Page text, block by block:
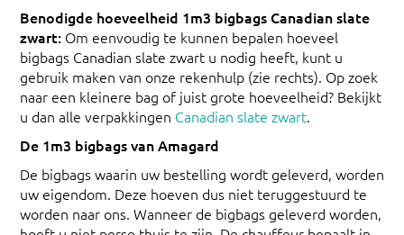
Benodigde hoeveelheid 1m3 bigbags Canadian slate
zwart: Om eenvoudig te kunnen bepalen hoeveel
bigbags Canadian slate zwart u nodig heeft, kunt u
gebruik maken van onze rekenhulp (zie rechts). Op zoek
naar een kleinere bag of juist grote hoeveelheid? Bekijkt
u dan alle verpakkingen Canadian slate zwart.
De 1m3 bigbags van Amagard
De bigbags waarin uw bestelling wordt geleverd, worden
uw eigendom. Deze hoeven dus niet teruggestuurd te
worden naar ons. Wanneer de bigbags geleverd worden,